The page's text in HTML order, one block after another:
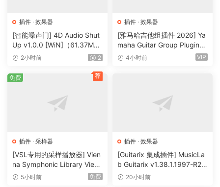
插件 · 效果器
[智能噪声门] 4D Audio Shut
Up v1.0.0 [WiN]（61.37M
B）2小时前 2
插件 · 效果器
[雅马哈吉他组插件 2026] Ya
maha Guitar Group Plugins
2026 Incl Keygen-R2R [Wi
4小时前 VIP
插件 · 采样器
[VSL专用的采样播放器] Vien
na Symphonic Library Vienn
a Synchron Player v1.3.302
5小时前 免费
免费 荐
插件 · 效果器
[Guitarix 集成插件] MusicLa
b Guitarix v1.38.1.1997-R2R
[WiN]（7.5MB）
20小时前